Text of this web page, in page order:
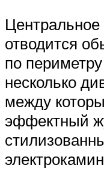
отводится
по
несколько
между
эффектный